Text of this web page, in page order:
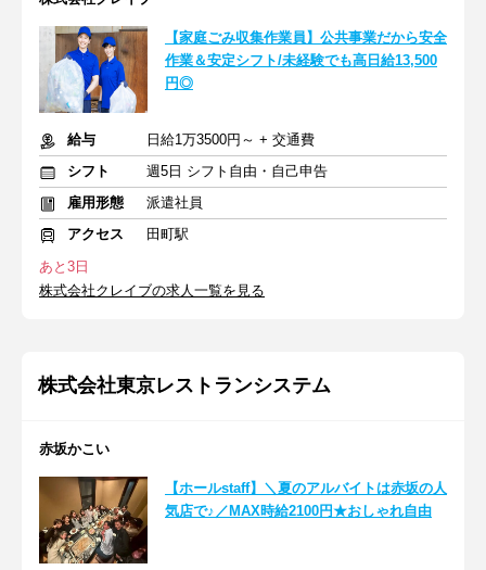
【家庭ごみ収集作業員】公共事業だから安全
作業＆安定シフト/未経験でも高日給13,500
円◎
給与
日給1万3500円～ + 交通費
シフト
週5日 シフト自由・自己申告
雇用形態
派遣社員
アクセス
田町駅
あと3日
株式会社クレイブの求人一覧を見る
株式会社東京レストランシステム
赤坂かこい
【ホールstaff】＼夏のアルバイトは赤坂の人
気店で♪／MAX時給2100円★おしゃれ自由